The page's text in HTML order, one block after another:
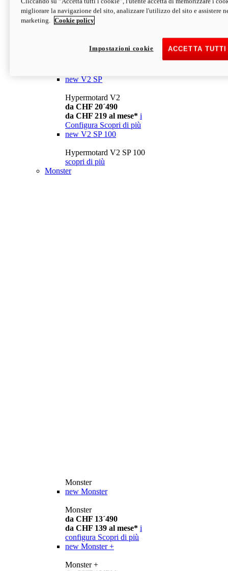
da CHF 13´990
Configura Scopri di più
newV2
da CHF 15´990
new V2 SP
Hypermotard V2
da CHF 20´490
da CHF 219 al mese* i
Configura Scopri di più
new V2 SP 100
Hypermotard V2 SP 100
scopri di più
Monster
Monster
new Monster
Monster
da CHF 13´490
da CHF 139 al mese* i
configura Scopri di più
new Monster +
Monster +
migliorare la navigazione del sito, analizzare l'utilizzo del sito e assistere
marketing.
Cookie policy
ACCETTA
Impostazioni cookie